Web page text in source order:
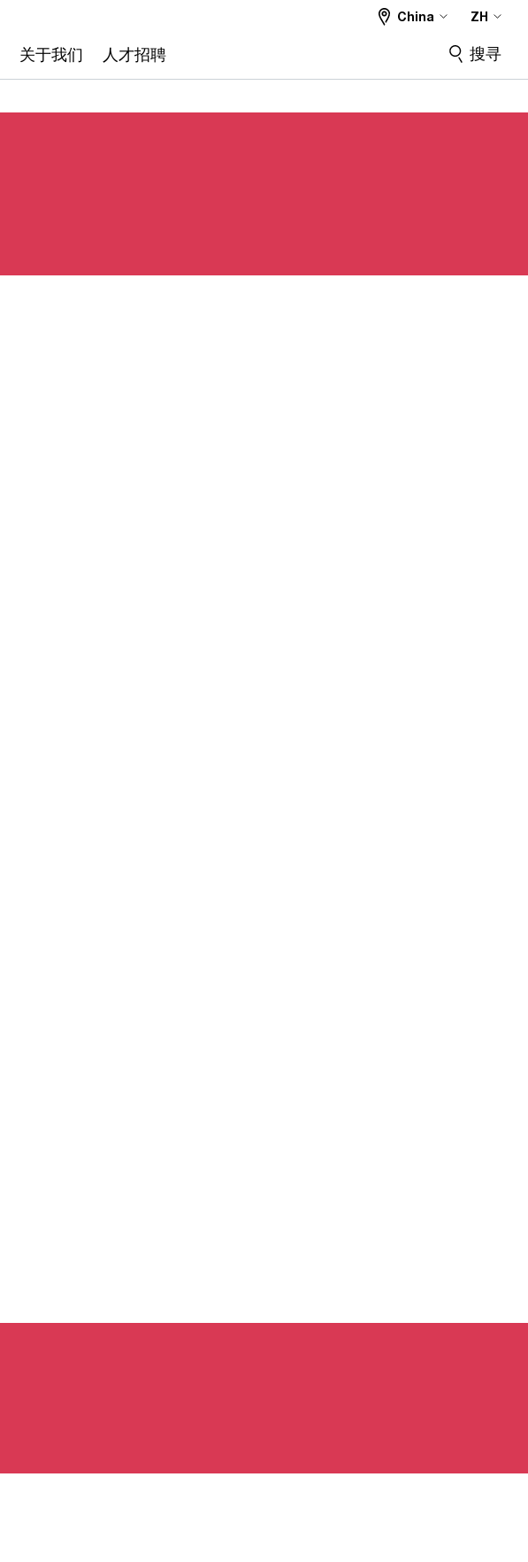
关于我们 人才招聘
China ZH
搜寻